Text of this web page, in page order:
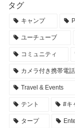
タグ
キャンプ
ユーチューブ
コミュニティ
カメラ付き携帯電話
Travel & Events
テント #キ
タープ